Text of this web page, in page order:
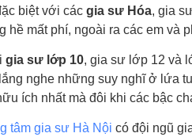
biệt với các gia sư Hóa, gia
hề mất phí, ngoài ra các em và
gia sư lớp 10, gia sư lớp 12 và
nghe những suy nghĩ ở lứa
ích nhất mà đôi khi các bậc
tâm gia sư Hà Nội có đội ngũ